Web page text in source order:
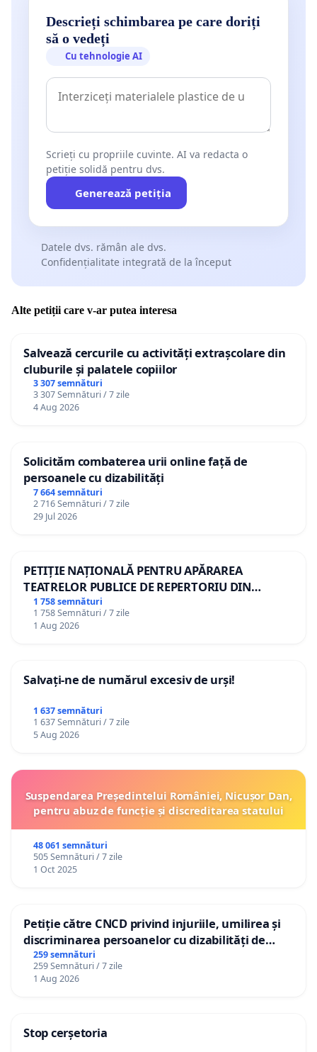
Descrieți schimbarea pe care doriți
să o vedeți
Cu tehnologie AI
Scrieți cu propriile cuvinte. AI va redacta o
petiție solidă pentru dvs.
Generează petiția
Datele dvs. rămân ale dvs.
Confidențialitate integrată de la început
Alte petiții care v-ar putea interesa
Salvează cercurile cu activități extrașcolare din
cluburile și palatele copiilor
3 307 semnături
3 307 Semnături / 7 zile
4 Aug 2026
Solicităm combaterea urii online față de
persoanele cu dizabilități
7 664 semnături
2 716 Semnături / 7 zile
29 Jul 2026
PETIȚIE NAȚIONALĂ PENTRU APĂRAREA
TEATRELOR PUBLICE DE REPERTORIU DIN
ROMÂNIA
1 758 semnături
1 758 Semnături / 7 zile
1 Aug 2026
Salvați-ne de numărul excesiv de urși!
1 637 semnături
1 637 Semnături / 7 zile
5 Aug 2026
Suspendarea Președintelui României, Nicușor Dan,
pentru abuz de funcție și discreditarea statului
48 061 semnături
505 Semnături / 7 zile
1 Oct 2025
Petiție către CNCD privind injuriile, umilirea și
discriminarea persoanelor cu dizabilități de
către utilizatorul TikTok „Gorici”
259 semnături
259 Semnături / 7 zile
1 Aug 2026
Stop cerșetoria